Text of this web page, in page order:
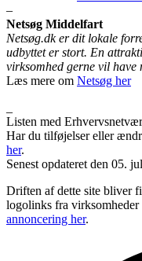
–
Netsøg Middelfart
Netsøg.dk er dit lokale
udbyttet er stort. En
virksomhed gerne vil have
Læs mere om Netsøg her
Listen med
Har du tilføjelser eller
her.
Senest opdateret den 05.
Driften af dette site bliver
logolinks fra
annoncering her.